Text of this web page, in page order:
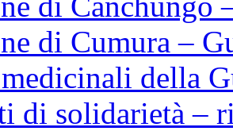
di Cumura –
della
di solidarietà –